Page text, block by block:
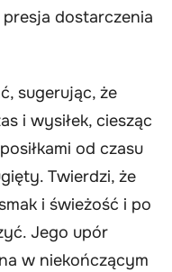
dostarczenia
sugerując, że
i wysiłek, ciesząc
od czasu
Twierdzi, że
i świeżość i po
Jego upór
w niekończącym